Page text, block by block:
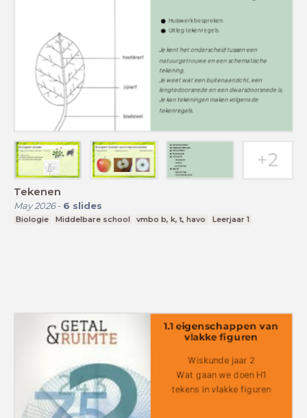
Tekenen
May 2026- 6 slides
Biologie Middelbare school vmbo b, k, t, havo Leerjaar 1